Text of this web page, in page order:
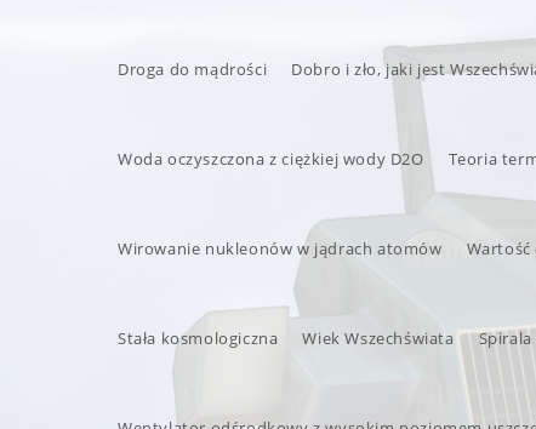
Droga do mądrości Dobro i zło, jaki jest
Woda oczyszczona z ciężkiej wody D2O Teoria
Wirowanie nukleonów w jądrach atomów
Stała kosmologiczna Wiek Wszechświata